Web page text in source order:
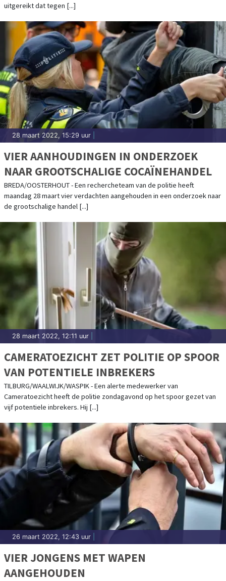
uitgereikt dat tegen [...]
28 maart 2022, 15:29 uur
VIER AANHOUDINGEN IN ONDERZOEK
NAAR GROOTSCHALIGE COCAÏNEHANDEL
BREDA/OOSTERHOUT - Een rechercheteam van de politie heeft
maandag 28 maart vier verdachten aangehouden in een onderzoek naar
de grootschalige handel [...]
28 maart 2022, 12:11 uur
CAMERATOEZICHT ZET POLITIE OP SPOOR
VAN POTENTIELE INBREKERS
TILBURG/WAALWIJK/WASPIK - Een alerte medewerker van
Cameratoezicht heeft de politie zondagavond op het spoor gezet van
vijf potentiele inbrekers. Hij [...]
26 maart 2022, 12:43 uur
VIER JONGENS MET WAPEN
AANGEHOUDEN